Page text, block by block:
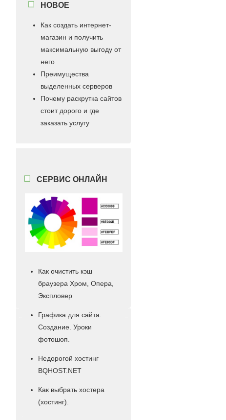
НОВОЕ
Как создать интернет-
магазин и получить
максимальную выгоду от
него
Преимущества
выделенных серверов
Почему раскрутка сайтов
стоит дорого и где
заказать услугу
СЕРВИС ОНЛАЙН
Как очистить кэш
браузера Хром, Опера,
Экспловер
Графика для сайта.
Создание. Уроки
фотошоп.
Недорогой хостинг
BQHOST.NET
Как выбрать хостера
(хостинг).